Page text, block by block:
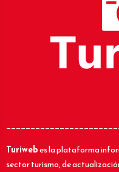
Turiwebes la plataforma
sector turismo, de